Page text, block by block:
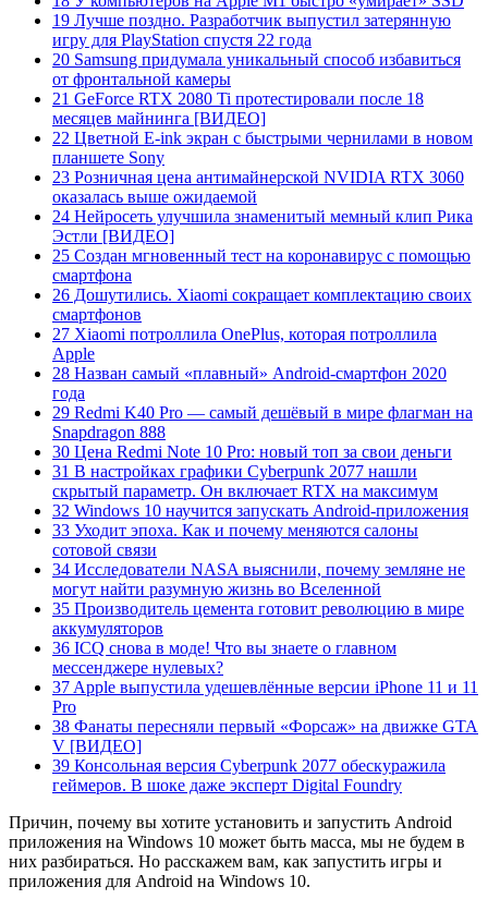
19 Лучше поздно. Разработчик выпустил затерянную
игру для PlayStation спустя 22 года
20 Samsung придумала уникальный способ избавиться
от фронтальной камеры
21 GeForce RTX 2080 Ti протестировали после 18
месяцев майнинга [ВИДЕО]
22 Цветной E-ink экран с быстрыми чернилами в новом
планшете Sony
23 Розничная цена антимайнерской NVIDIA RTX 3060
оказалась выше ожидаемой
24 Нейросеть улучшила знаменитый мемный клип Рика
Эстли [ВИДЕО]
25 Создан мгновенный тест на коронавирус с помощью
смартфона
26 Дошутились. Xiaomi сокращает комплектацию своих
смартфонов
27 Xiaomi потроллила OnePlus, которая потроллила
Apple
28 Назван самый «плавный» Android-смартфон 2020
года
29 Redmi K40 Pro — самый дешёвый в мире флагман на
Snapdragon 888
30 Цена Redmi Note 10 Pro: новый топ за свои деньги
31 В настройках графики Cyberpunk 2077 нашли
скрытый параметр. Он включает RTX на максимум
32 Windows 10 научится запускать Android-приложения
33 Уходит эпоха. Как и почему меняются салоны
сотовой связи
34 Исследователи NASA выяснили, почему земляне не
могут найти разумную жизнь во Вселенной
35 Производитель цемента готовит революцию в мире
аккумуляторов
36 ICQ снова в моде! Что вы знаете о главном
мессенджере нулевых?
37 Apple выпустила удешевлённые версии iPhone 11 и 11
Pro
38 Фанаты пересняли первый «Форсаж» на движке GTA
V [ВИДЕО]
39 Консольная версия Cyberpunk 2077 обескуражила
геймеров. В шоке даже эксперт Digital Foundry
Причин, почему вы хотите установить и запустить Android
приложения на Windows 10 может быть масса, мы не будем в
них разбираться. Но расскажем вам, как запустить игры и
приложения для Android на Windows 10.